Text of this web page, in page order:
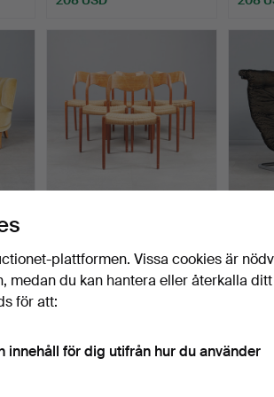
Klubbades 25 jul 2026
12 bud
Dux,
4 bud
plattformen. Vissa cookies är
medan du kan hantera eller återkalla ditt
för att:
innehåll för dig utifrån hur du använder